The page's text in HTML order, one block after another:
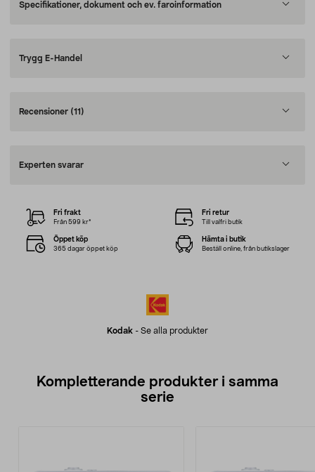
Specifikationer, dokument och ev. faroinformation
Trygg E-Handel
Recensioner (11)
Experten svarar
Kodak - Se alla produkter
Fri frakt
Från 599 kr*
Fri retur
Till valfri butik
Öppet köp
365 dagar öppet köp
Hämta i butik
Beställ online, från butikslager
Kompletterande produkter i samma
serie